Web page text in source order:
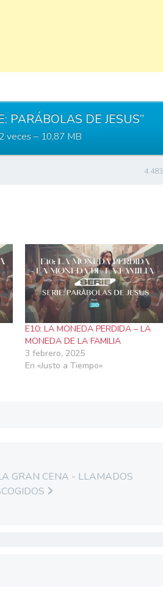
PARÁBOLAS DE JESUS”
veces – 10,87 MB
4.483
E10: LA MONEDA PERDIDA – LA
MONEDA DE LA FAMILIA
3 febrero, 2025
En «Justo a Tiempo»
GRAN CENA - LLAMADOS